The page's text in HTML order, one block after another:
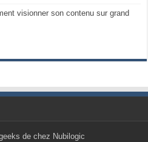
visionner son contenu sur grand
de chez Nubilogic